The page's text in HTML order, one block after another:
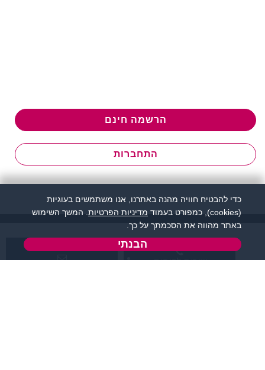
הרשמה חינם
התחברות
שירות לקוחות:
כדי להבטיח חוויה מהנה באתרנו, אנו משתמשים בעוגיות
(cookies), כמפורט בעמוד
מדיניות הפרטיות . המשך השימוש
באתר מהווה את הסכמתך על כך.
הבנתי